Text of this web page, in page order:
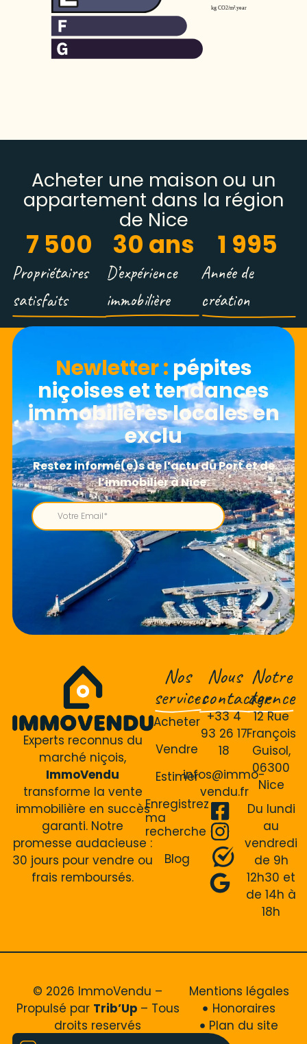
Acheter une maison ou un
appartement dans la région
de Nice
Propriétaires
satisfaits
7 500
D’expérience
immobilière
30 ans
Année de
création
1 995
Newletter​ : pépites
niçoises et tendances
immobilières locales en
exclu
Experts reconnus du
marché niçois,
ImmoVendu
transforme la vente
immobilière en succès
garanti. Notre
promesse audacieuse :
30 jours pour vendre ou
frais remboursés.
Nos
services
Acheter
Vendre
Estimer
Enregistrez
ma
recherche
Blog
Nous
contacter
+33 4
93 26 17
18
infos@immo-
vendu.fr
Notre
agence
12 Rue
François
Guisol,
06300
Nice
Du lundi
au
vendredi
de 9h
12h30 et
de 14h à
18h
© 2026 ImmoVendu –
Propulsé par Trib’Up – Tous
droits reservés
Mentions légales
Honoraires
Plan du site